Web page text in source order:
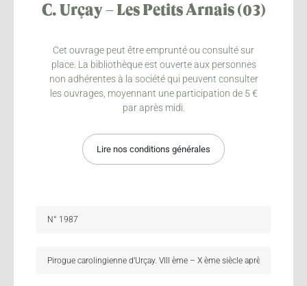
C. Urçay – Les Petits Arnais (03)
Cet ouvrage peut être emprunté ou consulté sur
place. La bibliothèque est ouverte aux personnes
non adhérentes à la société qui peuvent consulter
les ouvrages, moyennant une participation de 5 €
par après midi.
Lire nos conditions générales